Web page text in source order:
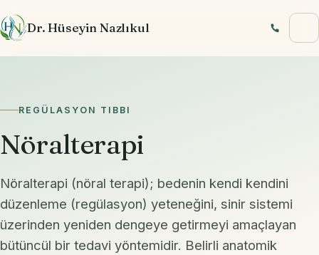
Dr. Hüseyin Nazlıkul
REGÜLASYON TIBBI
Nöralterapi
Nöralterapi (nöral terapi); bedenin kendi kendini
düzenleme (regülasyon) yeteneğini, sinir sistemi
üzerinden yeniden dengeye getirmeyi amaçlayan
bütüncül bir tedavi yöntemidir. Belirli anatomik